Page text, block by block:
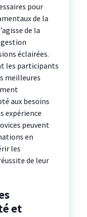
pour
de la
de la
éclairées.
les participants
meilleures
aux besoins
expérience
peuvent
en
les
de leur
et